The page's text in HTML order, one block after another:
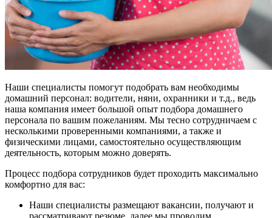
Наши специалисты помогут подобрать вам необходимы
домашний персонал: водители, няни, охранники и т.д., ведь
наша компания имеет большой опыт подбора домашнего
персонала по вашим пожеланиям. Мы тесно сотрудничаем с
несколькими проверенными компаниями, а также и
физическими лицами, самостоятельно осуществляющим
деятельность, которым можно доверять.
Процесс подбора сотрудников будет проходить максимально
комфортно для вас:
Наши специалисты размещают вакансии, получают и
рассматривают резюме, далее мы проводим